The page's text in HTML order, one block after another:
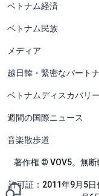
ベトナム経済
ベトナム民族
メディア
越日韓・緊密なパート
ベトナムディスカバリー
週間の国際ニュース
音楽散歩道
著作権 © VOV5。無
許可証：2011年9月5